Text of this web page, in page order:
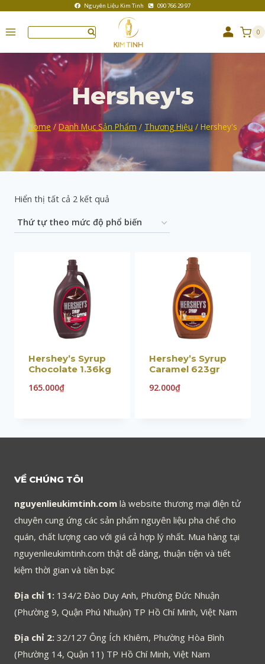
Nguyên Liệu Kim Tinh 090 766 29 97
0
Hershey's
Home / Danh Mục Sản Phẩm / Thương Hiệu / Hershey's
Hiển thị tất cả 2 kết quả
Hershey’s Syrup
Chocolate 1.36kg
165.000₫
Hershey’s Syrup
Caramel 623gr
92.000₫
VỀ CHÚNG TÔI
nguyenlieukimtinh.com là website thương mại điện tử
chuyên cung ứng các sản phẩm nguyên liệu pha chế cho
quán, chất lượng cao với giá cả hợp lý nhất. Mua hàng tại
nguyenlieukimtinh.com thật dễ dàng, thuận tiện và tiết
kiệm thời gian và tiền bạc
Địa chỉ 1: 134/2 Đào Duy Anh, Phường Đức Nhuận
(Phường 9, Quận Phú Nhuận) TP Hồ Chí Minh, Việt Nam
Địa chỉ 2: 32/127 Ông Ích Khiêm, Phường Hòa Bình
(Phường 14, Quận 11) TP Hồ Chí Minh, Việt Nam